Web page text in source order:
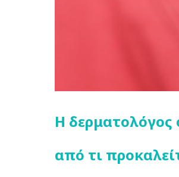
Η δερματολόγος
από τι